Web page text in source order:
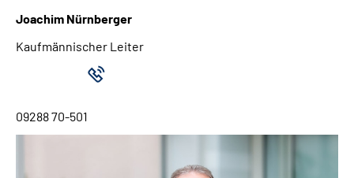
Joachim Nürnberger
Kaufmännischer Leiter
09288 70-501